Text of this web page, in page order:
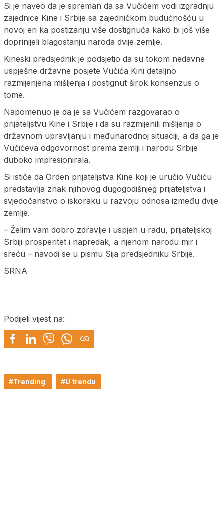
Si je naveo da je spreman da sa Vučićem vodi izgradnju
zajednice Kine i Srbije sa zajedničkom budućnošću u
novoj eri ka postizanju više dostignuća kako bi još više
doprinijeli blagostanju naroda dvije zemlje.
Kineski predsjednik je podsjetio da su tokom nedavne
uspješne državne posjete Vučića Kini detaljno
razmijenjena mišljenja i postignut širok konsenzus o
tome.
Napomenuo je da je sa Vučićem razgovarao o
prijateljstvu Kine i Srbije i da su razmijenili mišljenja o
državnom upravljanju i međunarodnoj situaciji, a da ga je
Vučićeva odgovornost prema zemlji i narodu Srbije
duboko impresionirala.
Si ističe da Orden prijateljstva Kine koji je uručio Vučiću
predstavlja znak njihovog dugogodišnjeg prijateljstva i
svjedočanstvo o iskoraku u razvoju odnosa između dvije
zemlje.
– Želim vam dobro zdravlje i uspjeh u radu, prijateljskoj
Srbiji prosperitet i napredak, a njenom narodu mir i
sreću – navodi se u pismu Sija predsjedniku Srbije.
SRNA
Podijeli vijest na:
#Trending #U trendu